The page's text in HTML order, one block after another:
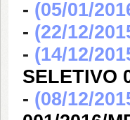
- (05/01/
- (22/12/
- (14/12/
SELETIVO
- (08/12/